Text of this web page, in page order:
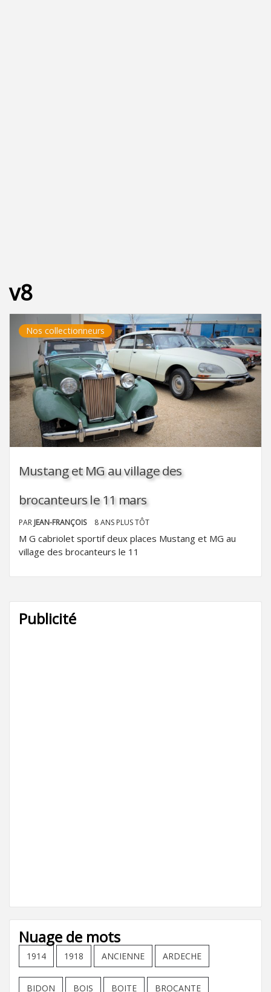
v8
Nos collectionneurs
Mustang et MG au village des
brocanteurs le 11 mars
PAR JEAN-FRANÇOIS 8 ANS PLUS TÔT
M G cabriolet sportif deux places Mustang et MG au
village des brocanteurs le 11
Publicité
Nuage de mots
1914 1918 ANCIENNE ARDECHE
BIDON BOIS BOITE BROCANTE